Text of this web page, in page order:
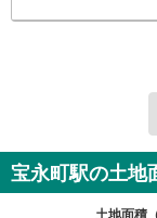
宝永町駅の土地
土地面積